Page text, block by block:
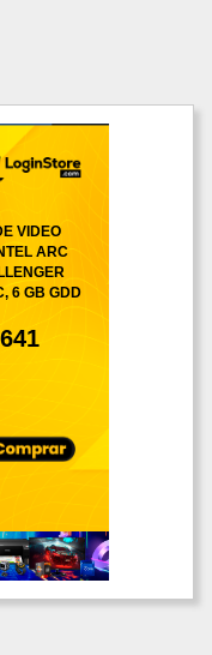
VIDEO
ARC
6 GB GDD